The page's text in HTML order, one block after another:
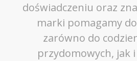
doświadczeniu oraz
marki pomagamy
zarówno do
przydomowych, jak